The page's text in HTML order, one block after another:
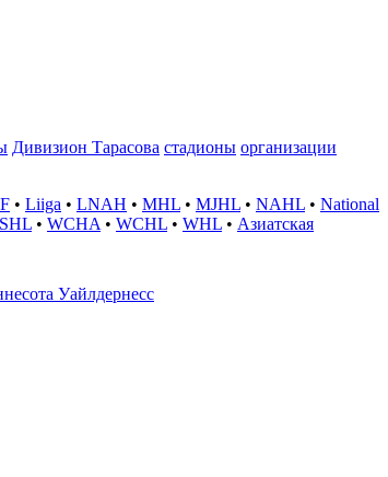
Дивизион Тарасова стадионы организации
• Liiga • LNAH • MHL • MJHL • NAHL • National
• WCHA • WCHL • WHL • Азиатская